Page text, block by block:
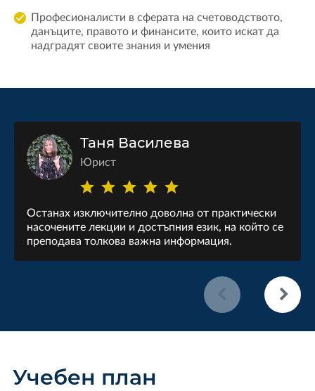
Професионалисти в сферата на счетоводството,
данъците, правото и финансите, които искат да
надградят своите знания и умения
Таня Василева
Юрист
Останах изключително доволна от практически
насочените лекции и достъпния език, на който се
преподава толкова важна информация.
Учебен план